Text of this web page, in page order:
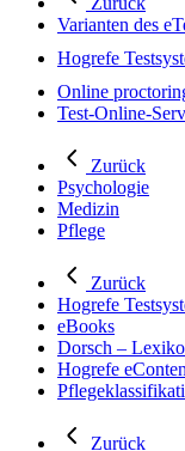
Varianten des
Hogrefe
Online
Test-Online-
Zurück
Psychologie
Medizin
Pflege
Zurück
Hogrefe
eBooks
Dorsch –
Hogrefe
Zurück